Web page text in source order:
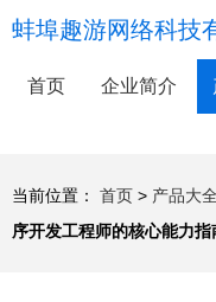
蚌埠趣游网络科技
首页 企业简介
当前位置： 首页 > 产品大全
序开发工程师的核心能力